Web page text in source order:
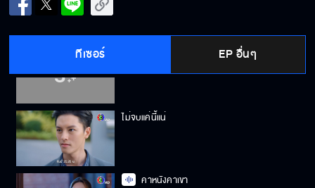
ทีเซอร์ EP อื่นๆ
ไม่จบแค่นี้แน่
คาหนังคาเขา